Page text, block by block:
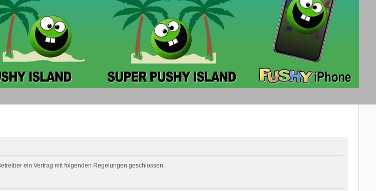
ein Vertrag mit folgenden Regelungen geschlossen: